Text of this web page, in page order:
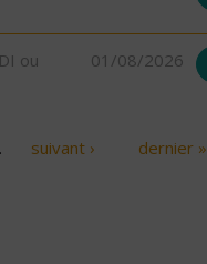
ou
01/08/2026
suivant › dernier »